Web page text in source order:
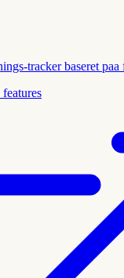
tracker baseret
features